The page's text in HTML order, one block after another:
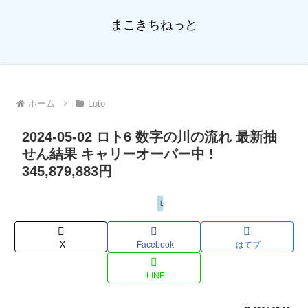
まこきちねっと
ホーム Loto
2024-05-02 ロト6 数字の川の流れ 最新抽
せん結果 キャリーオーバー中 !
345,879,883円
Loto
X Facebook はてブ
LINE